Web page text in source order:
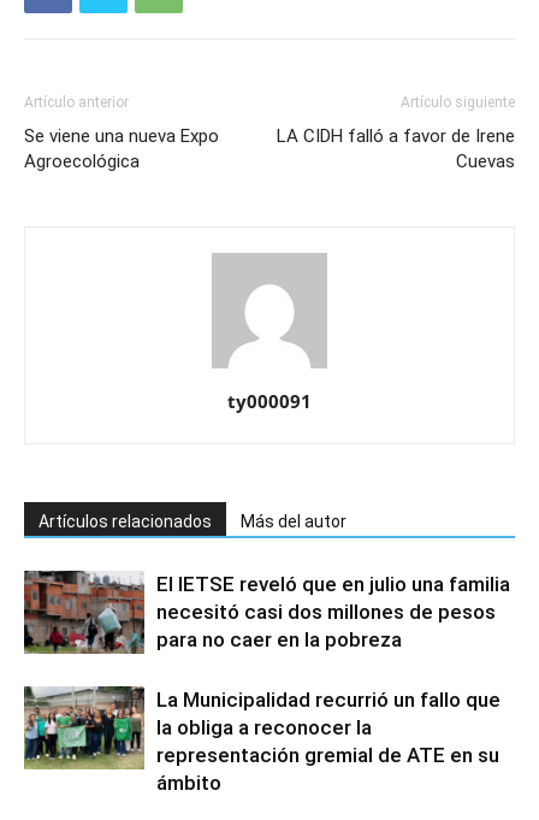
Artículo anterior
Se viene una nueva Expo
Agroecológica
Artículo siguiente
LA CIDH falló a favor de Irene
Cuevas
ty000091
Artículos relacionados Más del autor
El IETSE reveló que en julio una familia
necesitó casi dos millones de pesos
para no caer en la pobreza
La Municipalidad recurrió un fallo que
la obliga a reconocer la
representación gremial de ATE en su
ámbito